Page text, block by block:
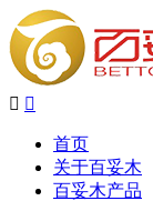
 
首页
关于百妥木
百妥木产品